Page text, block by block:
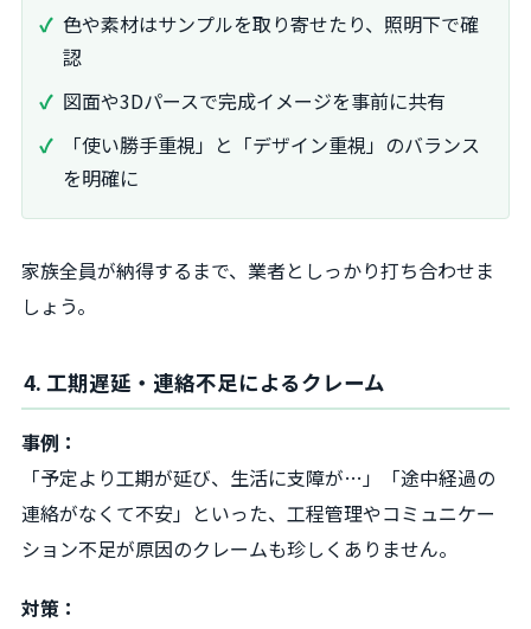
色や素材はサンプルを取り寄せたり、照明下で確
認
図面や3Dパースで完成イメージを事前に共有
「使い勝手重視」と「デザイン重視」のバランス
を明確に
家族全員が納得するまで、業者としっかり打ち合わせま
しょう。
4. 工期遅延・連絡不足によるクレーム
事例：
「予定より工期が延び、生活に支障が…」「途中経過の
連絡がなくて不安」といった、工程管理やコミュニケー
ション不足が原因のクレームも珍しくありません。
対策：